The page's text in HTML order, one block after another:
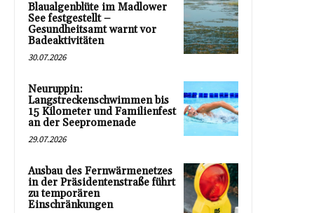
Blaualgenblüte im Madlower
See festgestellt –
Gesundheitsamt warnt vor
Badeaktivitäten
30.07.2026
Neuruppin:
Langstreckenschwimmen bis
15 Kilometer und Familienfest
an der Seepromenade
29.07.2026
Ausbau des Fernwärmenetzes
in der Präsidentenstraße führt
zu temporären
Einschränkungen